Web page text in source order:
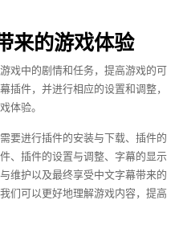
来的游戏体验
戏中的剧情和任务，提高游戏的可
插件，并进行相应的设置和调整，
体验。
要进行插件的安装与下载、插件的
、插件的设置与调整、字幕的显示
维护以及最终享受中文字幕带来的
们可以更好地理解游戏内容，提高